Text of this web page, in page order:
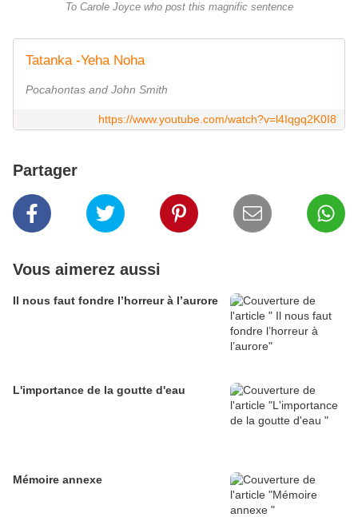
To Carole Joyce who post this magnific sentence
Tatanka -Yeha Noha
Pocahontas and John Smith
https://www.youtube.com/watch?v=l4Iqgq2K0I8
Partager
Vous aimerez aussi
Il nous faut fondre l’horreur à l’aurore
L'importance de la goutte d'eau
Mémoire annexe